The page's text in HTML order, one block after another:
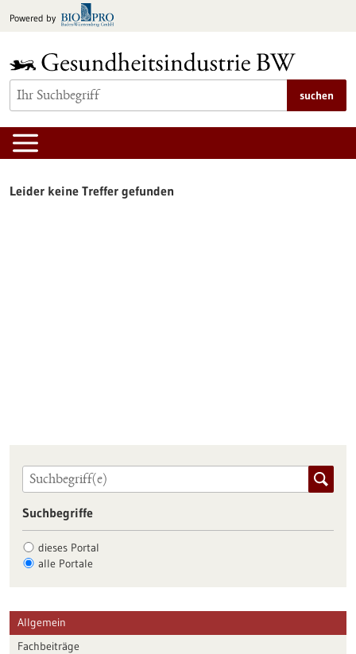
Inhalt
Powered by
suchen
Leider keine Treffer gefunden
Suchbegriffe
dieses Portal
alle Portale
Allgemein
Fachbeiträge